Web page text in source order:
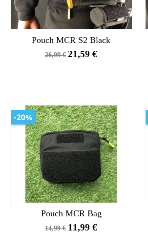
Pouch MCR S2 Black
Precio
26,99 € Precio
21,59 €
Pouch MCR Bag
Precio
14,99 € Precio
11,99 €
-20%